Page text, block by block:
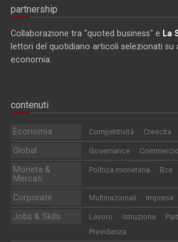
partnership
Collaborazione tra "quoted business" e La
lettori del quotidiano articoli selezionati su
economia.
contenuti
Economia Competitività Crescita
Global Governance Commercio
Moneta &
Mercati
Politica monetaria Bce
Corporate Multinazionali Imprese
Jobs & Skills Lavoro Istruzione
Previdenza